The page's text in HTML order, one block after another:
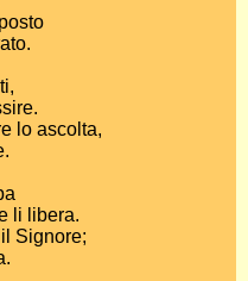
lo ascolta,
li libera.
Signore;